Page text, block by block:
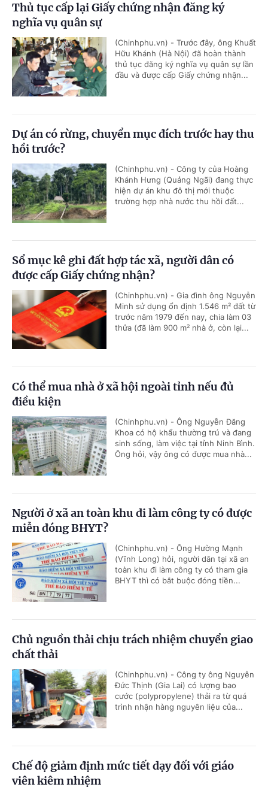
Thủ tục cấp lại Giấy chứng nhận đăng ký
nghĩa vụ quân sự
(Chinhphu.vn) - Trước đây, ông Khuất
Hữu Khánh (Hà Nội) đã hoàn thành
thủ tục đăng ký nghĩa vụ quân sự lần
đầu và được cấp Giấy chứng nhận...
Dự án có rừng, chuyển mục đích trước hay thu
hồi trước?
(Chinhphu.vn) - Công ty của Hoàng
Khánh Hưng (Quảng Ngãi) đang thực
hiện dự án khu đô thị mới thuộc
trường hợp nhà nước thu hồi đất...
Sổ mục kê ghi đất hợp tác xã, người dân có
được cấp Giấy chứng nhận?
(Chinhphu.vn) - Gia đình ông Nguyễn
Minh sử dụng ổn định 1.546 m² đất từ
trước năm 1979 đến nay, chia làm 03
thửa (đã làm 900 m² nhà ở, còn lại...
Có thể mua nhà ở xã hội ngoài tỉnh nếu đủ
điều kiện
(Chinhphu.vn) - Ông Nguyễn Đăng
Khoa có hộ khẩu thường trú và đang
sinh sống, làm việc tại tỉnh Ninh Bình.
Ông hỏi, vậy ông có được mua nhà...
Người ở xã an toàn khu đi làm công ty có được
miễn đóng BHYT?
(Chinhphu.vn) - Ông Hường Mạnh
(Vĩnh Long) hỏi, người dân tại xã an
toàn khu đi làm công ty có tham gia
BHYT thì có bắt buộc đóng tiền...
Chủ nguồn thải chịu trách nhiệm chuyển giao
chất thải
(Chinhphu.vn) - Công ty ông Nguyễn
Đức Thịnh (Gia Lai) có lượng bao
cước (polypropylene) thải ra từ quá
trình nhận hàng nguyên liệu của...
Chế độ giảm định mức tiết dạy đối với giáo
viên kiêm nhiệm